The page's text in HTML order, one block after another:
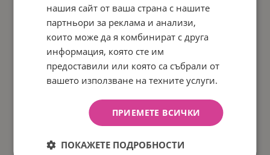
нашия сайт от ваша страна с нашите
партньори за реклама и анализи,
които може да я комбинират с друга
информация, която сте им
предоставили или която са събрали от
вашето използване на техните услуги.
ПРИЕМЕТЕ ВСИЧКИ
ПОКАЖЕТЕ ПОДРОБНОСТИ